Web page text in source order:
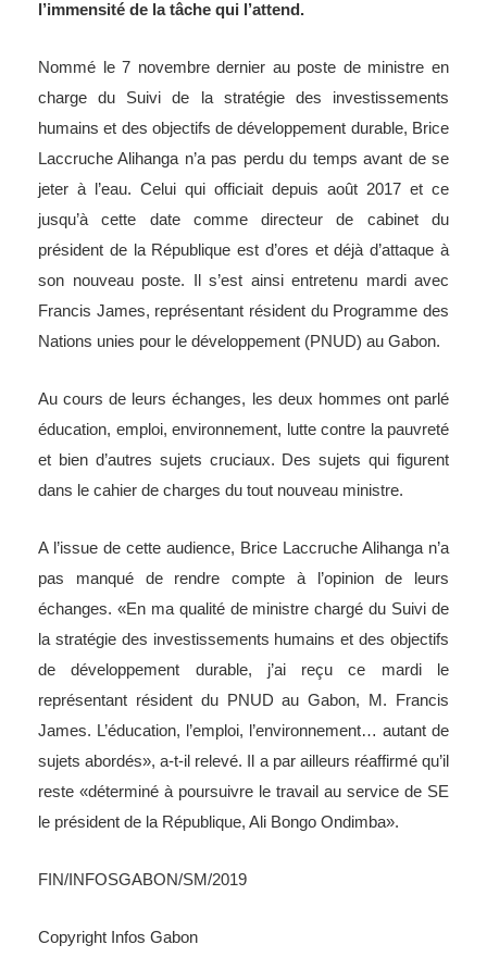
l’immensité de la tâche qui l’attend.
Nommé le 7 novembre dernier au poste de ministre en
charge du Suivi de la stratégie des investissements
humains et des objectifs de développement durable, Brice
Laccruche Alihanga n’a pas perdu du temps avant de se
jeter à l’eau. Celui qui officiait depuis août 2017 et ce
jusqu’à cette date comme directeur de cabinet du
président de la République est d’ores et déjà d’attaque à
son nouveau poste. Il s’est ainsi entretenu mardi avec
Francis James, représentant résident du Programme des
Nations unies pour le développement (PNUD) au Gabon.
Au cours de leurs échanges, les deux hommes ont parlé
éducation, emploi, environnement, lutte contre la pauvreté
et bien d’autres sujets cruciaux. Des sujets qui figurent
dans le cahier de charges du tout nouveau ministre.
A l’issue de cette audience, Brice Laccruche Alihanga n’a
pas manqué de rendre compte à l’opinion de leurs
échanges. «En ma qualité de ministre chargé du Suivi de
la stratégie des investissements humains et des objectifs
de développement durable, j’ai reçu ce mardi le
représentant résident du PNUD au Gabon, M. Francis
James. L’éducation, l’emploi, l’environnement… autant de
sujets abordés», a-t-il relevé. Il a par ailleurs réaffirmé qu’il
reste «déterminé à poursuivre le travail au service de SE
le président de la République, Ali Bongo Ondimba».
FIN/INFOSGABON/SM/2019
Copyright Infos Gabon